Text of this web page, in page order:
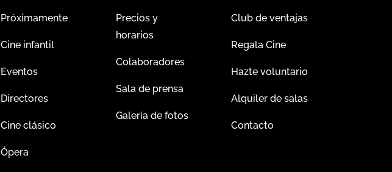
Próximamente
Cine infantil
Eventos
Directores
Cine clásico
Ópera
Precios y
horarios
Colaboradores
Sala de prensa
Galería de fotos
Club de ventajas
Regala Cine
Hazte voluntario
Alquiler de salas
Contacto